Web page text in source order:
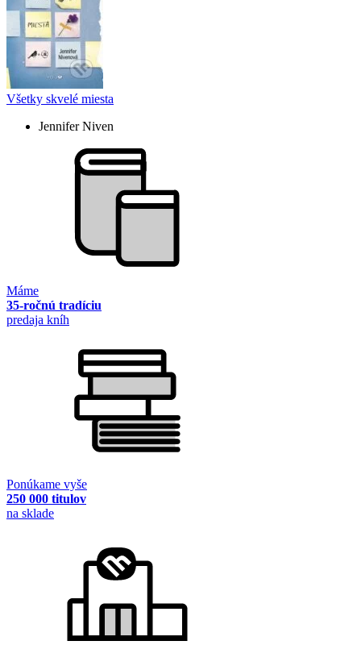
Všetky skvelé miesta
Jennifer Niven
Máme
35-ročnú tradíciu
predaja kníh
Ponúkame vyše
250 000 titulov
na sklade